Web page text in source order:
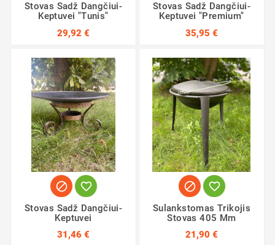
Stovas Sadž Dangčiui-
Keptuvei "Tunis"
29,92 €
Stovas Sadž Dangčiui-
Keptuvei "Premium"
35,95 €
 
Stovas Sadž Dangčiui-
Keptuvei
31,46 €
 
Sulankstomas Trikojis
Stovas 405 Mm
21,90 €